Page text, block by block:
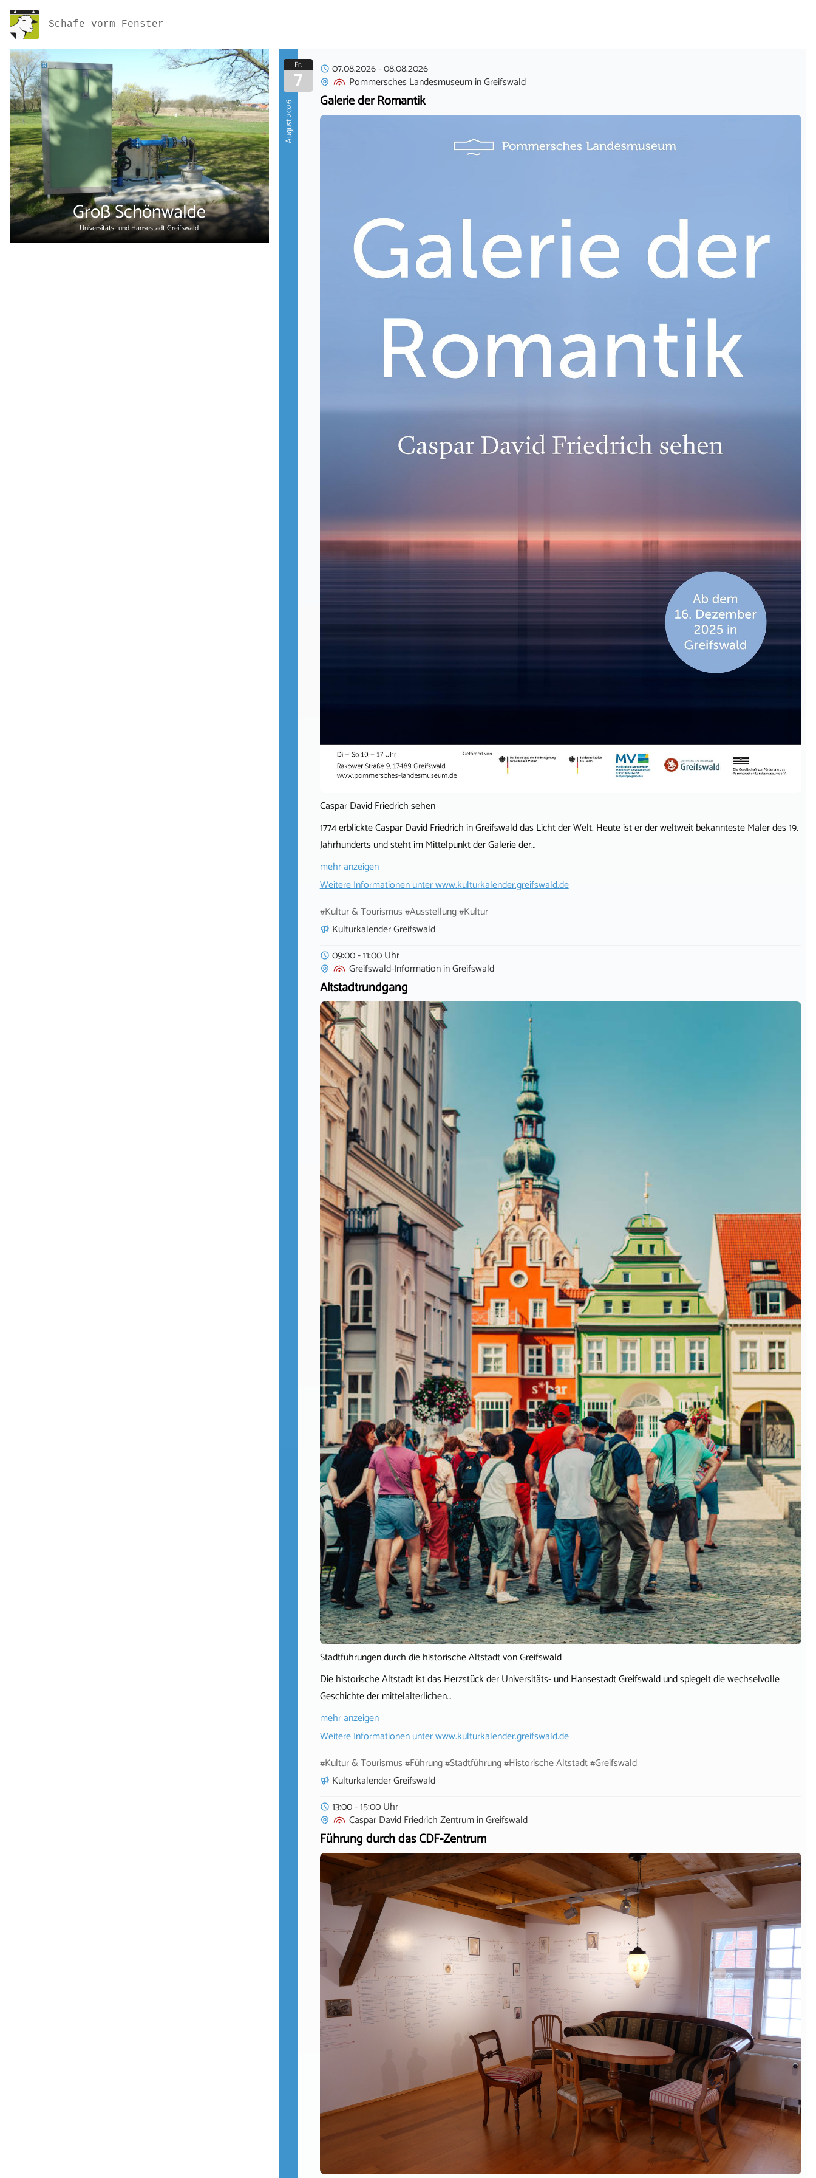
Schafe vorm Fenster
Groß Schönwalde
Universitäts- und Hansestadt Greifswald
August 2026
Fr.
7 07.08.2026-08.08.2026
Pommersches LandesmuseuminGreifswald
Galerie der Romantik
Caspar David Friedrich sehen
1774 erblickte Caspar David Friedrich in Greifswald das Licht der Welt. Heute ist er der weltweit bekannteste Maler des 19.
Jahrhunderts und steht im Mittelpunkt der Galerie der…
mehr anzeigen
Weitere Informationen unterwww.kulturkalender.greifswald.de
#Kultur & Tourismus #Ausstellung #Kultur
Kulturkalender Greifswald
09:00 - 11:00 Uhr
Greifswald-InformationinGreifswald
Altstadtrundgang
Stadtführungen durch die historische Altstadt von Greifswald
Die historische Altstadt ist das Herzstück der Universitäts- und Hansestadt Greifswald und spiegelt die wechselvolle
Geschichte der mittelalterlichen…
mehr anzeigen
Weitere Informationen unterwww.kulturkalender.greifswald.de
#Kultur & Tourismus #Führung #Stadtführung #Historische Altstadt #Greifswald
Kulturkalender Greifswald
13:00 - 15:00 Uhr
Caspar David Friedrich ZentruminGreifswald
Führung durch das CDF-Zentrum